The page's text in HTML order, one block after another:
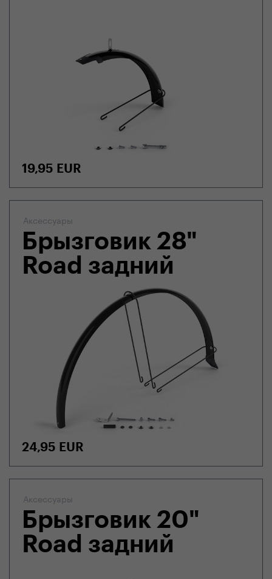
19,95 EUR
Аксессуары
Брызговик 28"
Road задний
24,95 EUR
Аксессуары
Брызговик 20"
Road задний